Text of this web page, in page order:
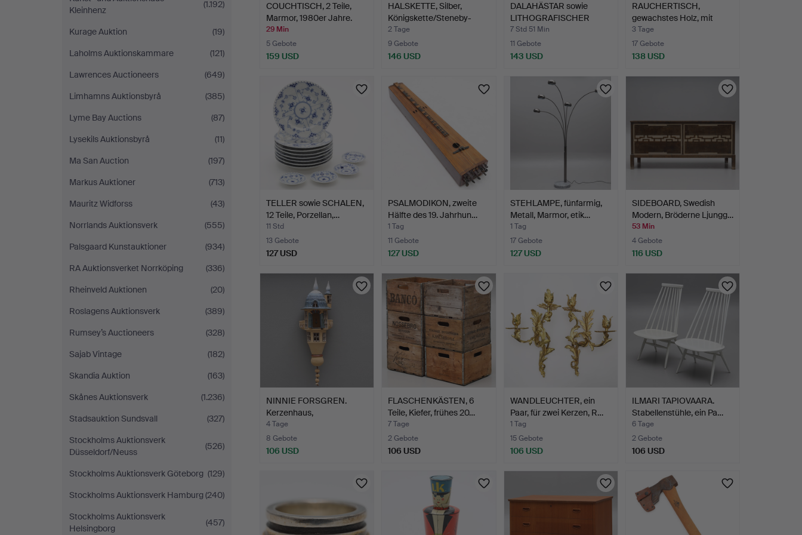
Kleinhenz
(1.192)
Kurage Auktion
(19)
Laholms Auktionskammare
(121)
Lawrences Auctioneers
(649)
Limhamns Auktionsbyrå
(385)
Lyme Bay Auctions
(87)
Lysekils Auktionsbyrå
(11)
Ma San Auction
(197)
Markus Auktioner
(713)
Mauritz Widforss
(43)
Norrlands Auktionsverk
(555)
Palsgaard Kunstauktioner
(934)
RA Auktionsverket Norrköping
(336)
Rheinveld Auktionen
(20)
Roslagens Auktionsverk
(389)
Rumsey’s Auctioneers
(328)
Sajab Vintage
(182)
Skandia Auktion
(163)
Skånes Auktionsverk
(1.236)
Stadsauktion Sundsvall
(327)
Stockholms Auktionsverk
Düsseldorf/Neuss
(526)
Stockholms Auktionsverk Göteborg (129)
Stockholms Auktionsverk Hamburg(240)
Stockholms Auktionsverk
Helsingborg
(457)
COUCHTISCH, 2 Teile,
Marmor, 1980er Jahre.
29 Min
5 Gebote
159 USD
HALSKETTE, Silber,
Königskette/Steneby-
Ket…
2 Tage
9 Gebote
146 USD
DALAHÄSTAR sowie
LITHOGRAFISCHER
DRUCK, 3 …
7 Std 51 Min
11 Gebote
143 USD
RAUCHERTISCH,
gewachstes Holz, mit
Glaspla…
3 Tage
17 Gebote
138 USD
TELLER sowie SCHALEN,
12 Teile, Porzellan,…
11 Std
13 Gebote
127 USD
PSALMODIKON, zweite
Hälfte des 19. Jahrhun…
1 Tag
11 Gebote
127 USD
STEHLAMPE, fünfarmig,
Metall, Marmor, etik…
1 Tag
17 Gebote
127 USD
SIDEBOARD, Swedish
Modern, Bröderne Ljungg…
53 Min
4 Gebote
116 USD
NINNIE FORSGREN.
Kerzenhaus,
wandhängend, …
4 Tage
8 Gebote
106 USD
FLASCHENKÄSTEN, 6
Teile, Kiefer, frühes 20…
7 Tage
2 Gebote
106 USD
WANDLEUCHTER, ein
Paar, für zwei Kerzen, R…
1 Tag
15 Gebote
106 USD
ILMARI TAPIOVAARA.
Stabellenstühle, ein Pa…
6 Tage
2 Gebote
106 USD